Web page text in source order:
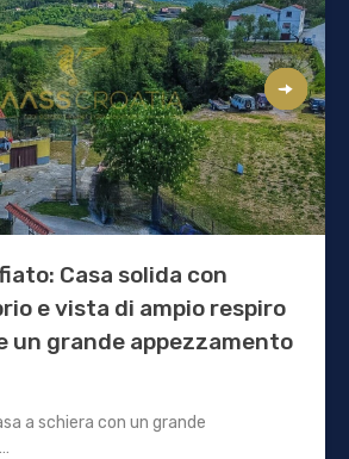
Casa solida con
e vista di ampio respiro
un grande appezzamento
a schiera con un grande